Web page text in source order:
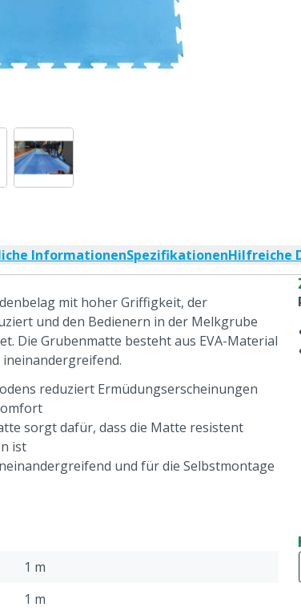
InformationenSpezifikationenHilfreiche
mit hoher Griffigkeit, der
und den Bedienern in der Melkgrube
Die Grubenmatte besteht aus EVA-Material
reduziert Ermüdungserscheinungen
sorgt dafür, dass die Matte resistent
ist
und für die Selbstmontage
1 m
1 m